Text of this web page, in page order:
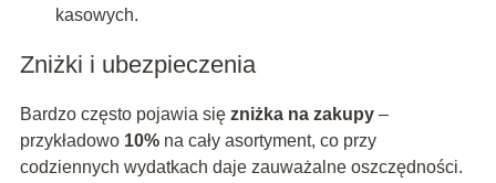
kasowych.
Zniżki i ubezpieczenia
Bardzo często pojawia się zniżka na zakupy–
przykładowo 10%na cały asortyment, co przy
codziennych wydatkach daje zauważalne oszczędności.